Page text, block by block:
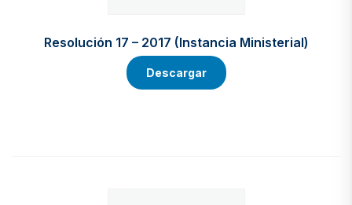
Resolución 17 – 2017 (Instancia Ministerial)
Descargar